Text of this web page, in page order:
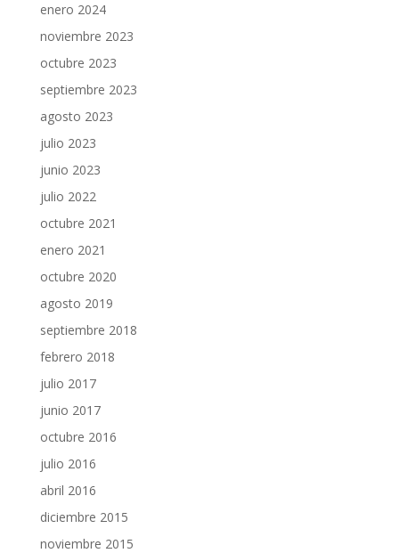
enero 2024
noviembre 2023
octubre 2023
septiembre 2023
agosto 2023
julio 2023
junio 2023
julio 2022
octubre 2021
enero 2021
octubre 2020
agosto 2019
septiembre 2018
febrero 2018
julio 2017
junio 2017
octubre 2016
julio 2016
abril 2016
diciembre 2015
noviembre 2015